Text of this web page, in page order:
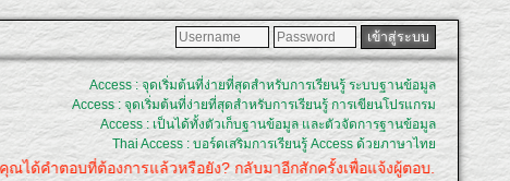
Access : จุดเริ่มต้นที่ง่ายที่สุดสำหรับการเรียนรู้ ระบบฐานข้อมูล
Access : จุดเริ่มต้นที่ง่ายที่สุดสำหรับการเรียนรู้ การเขียนโปรแกรม
Access : เป็นได้ทั้งตัวเก็บฐานข้อมูล และตัวจัดการฐานข้อมูล
Thai Access : บอร์ดเสริมการเรียนรู้ Access ด้วยภาษาไทย
อบที่ต้องการแล้วหรือยัง? กลับมาอีกสักครั้งเพื่อแจ้งผู้ตอบ.